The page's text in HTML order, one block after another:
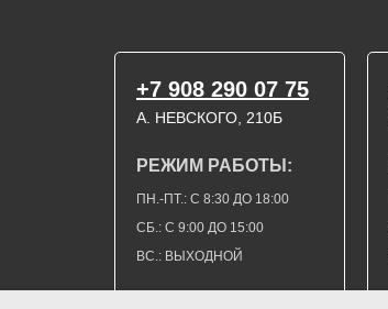
ВС.: ВЫХОДНОЙ
СБ.: С 9:00 ДО 15:00
ПН.-ПТ.: С 8:30 ДО 18:00
А. НЕВСКОГО, 210Б
РЕЖИМ РАБОТЫ:
+7 908 290 07 75